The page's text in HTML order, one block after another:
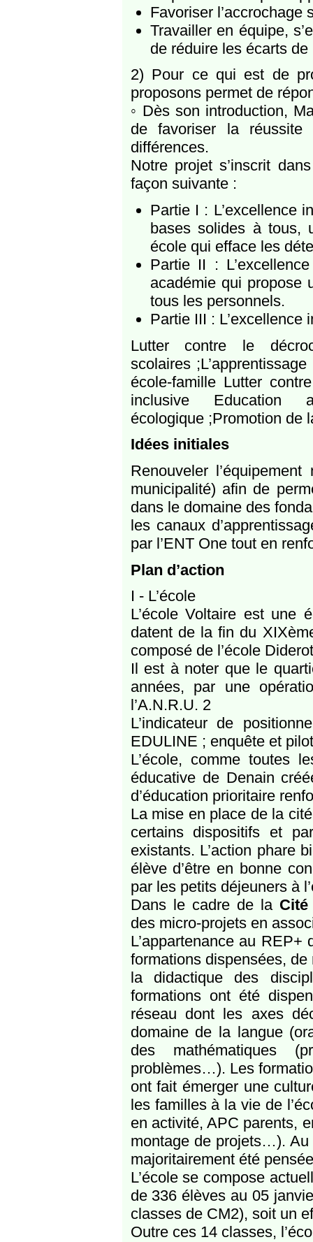
Favoriser l’accrochage
Travailler en équipe,
de réduire les écarts
2) Pour ce qui est de
proposons permet de
◦ Dès son introduction,
de favoriser la
différences.
Notre projet s’inscrit
façon suivante :
Partie I : L’excellence
bases solides à tous,
école qui efface les
Partie II :
académie qui propose
tous les personnels.
Partie III : L’excellence
Lutter contre le
scolaires
école-famille Lutter
inclusive Education
écologique ;Promotion de
Idées initiales
Renouveler
municipalité) afin de
dans le domaine des
les canaux
par l’ENT One tout en
Plan d’action
I - L’école
L’école Voltaire est une
datent de la fin du
composé de l’école
Il est à noter que le
années, par une
l’A.N.R.U. 2
L’indicateur de
EDULINE ; enquête et
L’école, comme toutes
éducative de Denain
d’éducation prioritaire
La mise en place de la
certains dispositifs et
existants. L’action phare
élève d’être en bonne
par les petits déjeuners à
Dans le cadre de la Cité
des micro-projets en
L’appartenance au
formations dispensées, de
la didactique des
formations ont été
réseau dont les axes
domaine de la langue
des mathématiques
problèmes…). Les
ont fait émerger une
les familles à la vie de
en activité, APC parents,
montage de projets…).
majoritairement été
L’école se compose
de 336 élèves au 05
classes de CM2), soit un
Outre ces 14 classes,